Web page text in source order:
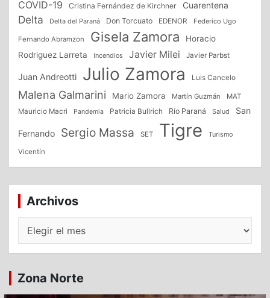
COVID-19 Cristina Fernández de Kirchner Cuarentena
Delta Delta del Paraná Don Torcuato EDENOR Federico Ugo
Fernando Abramzon Gisela Zamora
Horacio
Rodriguez Larreta
Incendios Javier Milei Javier Parbst
Juan Andreotti Julio Zamora Luis Cancelo
Malena Galmarini Mario Zamora Martín Guzmán
MAT
Mauricio Macri
Pandemia Patricia Bullrich Río Paraná Salud San
Fernando Sergio Massa SET Tigre Turismo
Vicentín
Archivos
Zona Norte